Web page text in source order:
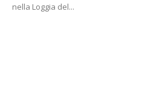
nella Loggia del...